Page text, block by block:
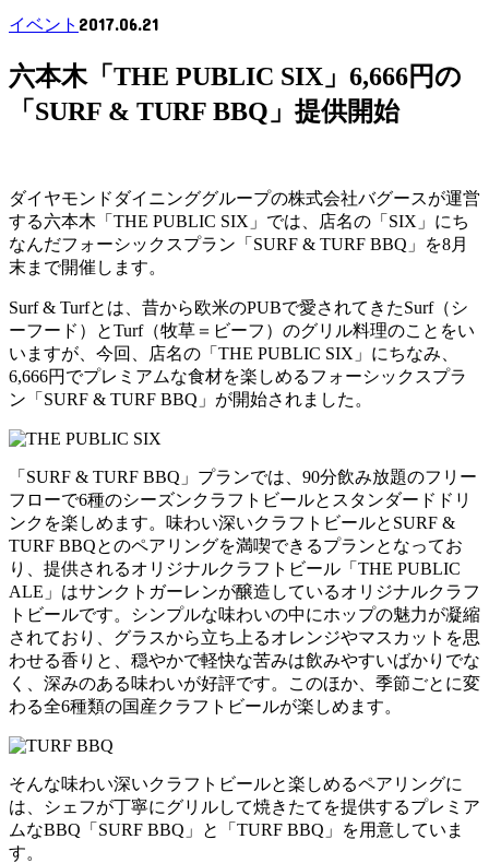
イベント 2017.06.21
六本木「THE PUBLIC SIX」6,666円の
「SURF & TURF BBQ」提供開始
ダイヤモンドダイニンググループの株式会社バグースが運営
する六本木「THE PUBLIC SIX」では、店名の「SIX」にち
なんだフォーシックスプラン「SURF & TURF BBQ」を8月
末まで開催します。
Surf & Turfとは、昔から欧米のPUBで愛されてきたSurf（シ
ーフード）とTurf（牧草＝ビーフ）のグリル料理のことをい
いますが、今回、店名の「THE PUBLIC SIX」にちなみ、
6,666円でプレミアムな食材を楽しめるフォーシックスプラ
ン「SURF & TURF BBQ」が開始されました。
「SURF & TURF BBQ」プランでは、90分飲み放題のフリー
フローで6種のシーズンクラフトビールとスタンダードドリ
ンクを楽しめます。味わい深いクラフトビールとSURF &
TURF BBQとのペアリングを満喫できるプランとなってお
り、提供されるオリジナルクラフトビール「THE PUBLIC
ALE」はサンクトガーレンが醸造しているオリジナルクラフ
トビールです。シンプルな味わいの中にホップの魅力が凝縮
されており、グラスから立ち上るオレンジやマスカットを思
わせる香りと、穏やかで軽快な苦みは飲みやすいばかりでな
く、深みのある味わいが好評です。このほか、季節ごとに変
わる全6種類の国産クラフトビールが楽しめます。
そんな味わい深いクラフトビールと楽しめるペアリングに
は、シェフが丁寧にグリルして焼きたてを提供するプレミア
ムなBBQ「SURF BBQ」と「TURF BBQ」を用意していま
す。